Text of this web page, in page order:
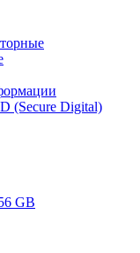
(Secure Digital)
GB